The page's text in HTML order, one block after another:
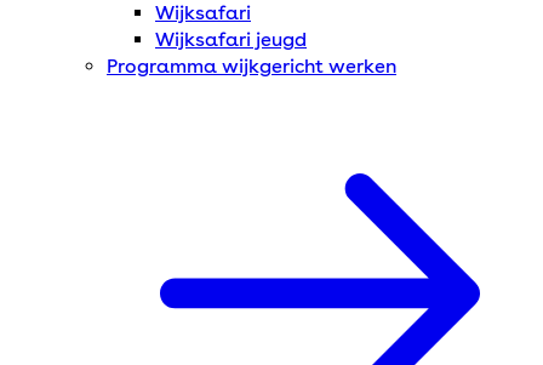
Wijksafari
Wijksafari jeugd
Programma wijkgericht werken